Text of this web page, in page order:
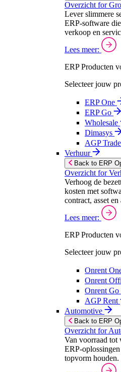
Overzicht for
Lever slimmere
ERP-software
verkoop en
Lees meer:
ERP Producten
Selecteer jouw
ERP One
ERP Go
Wholesale
Dimasys
AGP Trade
Verhuur
Back to ERP
Overzicht for
Verhoog de
kosten met
contract, asset en
Lees meer:
ERP Producten
Selecteer jouw
Onrent
Onrent
Onrent Go
AGP Rent
Automotive
Back to ERP
Overzicht for
Van voorraad tot
ERP-
topvorm houden.